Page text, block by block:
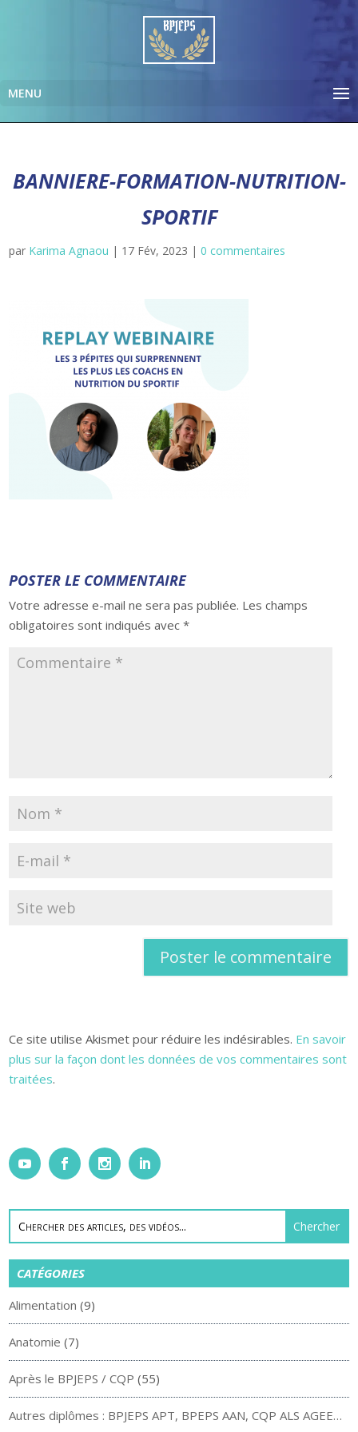
BANNIERE-FORMATION-NUTRITION-
SPORTIF
par Karima Agnaou | 17 Fév, 2023 |0 commentaires
POSTER LE COMMENTAIRE
Votre adresse e-mail ne sera pas publiée. Les champs
obligatoires sont indiqués avec*
Ce site utilise Akismet pour réduire les indésirables. En savoir
plus sur la façon dont les données de vos commentaires sont
traitées.
CATÉGORIES
Alimentation (9)
Anatomie (7)
Après le BPJEPS / CQP (55)
Autres diplômes : BPJEPS APT, BPEPS AAN, CQP ALS AGEE…